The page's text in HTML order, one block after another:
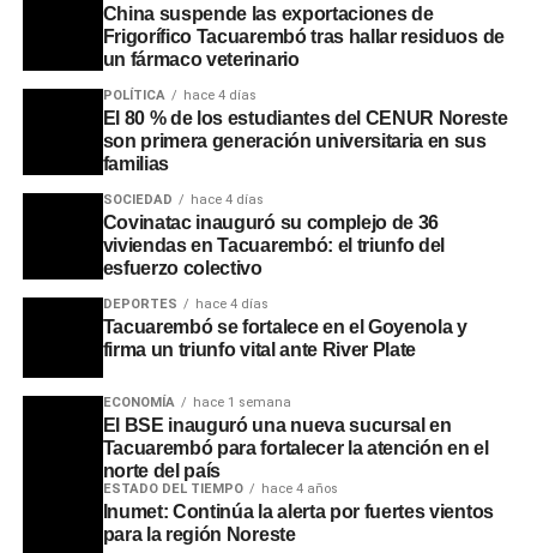
China suspende las exportaciones de
Frigorífico Tacuarembó tras hallar residuos de
un fármaco veterinario
POLÍTICA hace 4 días
El 80 % de los estudiantes del CENUR Noreste
son primera generación universitaria en sus
familias
SOCIEDAD hace 4 días
Covinatac inauguró su complejo de 36
viviendas en Tacuarembó: el triunfo del
esfuerzo colectivo
DEPORTES hace 4 días
Tacuarembó se fortalece en el Goyenola y
firma un triunfo vital ante River Plate
ECONOMÍA hace 1 semana
El BSE inauguró una nueva sucursal en
Tacuarembó para fortalecer la atención en el
norte del país
ESTADO DEL TIEMPO hace 4 años
Inumet: Continúa la alerta por fuertes vientos
para la región Noreste